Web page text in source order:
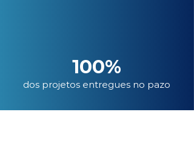
100%
dos projetos entregues no pazo